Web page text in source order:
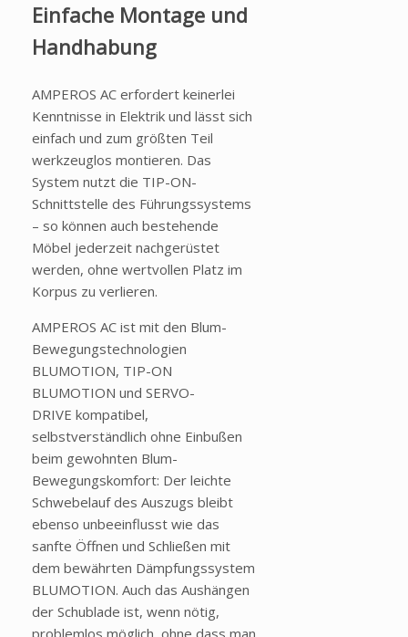
Einfache Montage und
Handhabung
AMPEROS AC erfordert keinerlei
Kenntnisse in Elektrik und lässt sich
einfach und zum größten Teil
werkzeuglos montieren. Das
System nutzt die TIP-ON-
Schnittstelle des Führungssystems
– so können auch bestehende
Möbel jederzeit nachgerüstet
werden, ohne wertvollen Platz im
Korpus zu verlieren.
AMPEROS AC ist mit den Blum-
Bewegungstechnologien
BLUMOTION, TIP-ON
BLUMOTION und SERVO-
DRIVE kompatibel,
selbstverständlich ohne Einbußen
beim gewohnten Blum-
Bewegungskomfort: Der leichte
Schwebelauf des Auszugs bleibt
ebenso unbeeinflusst wie das
sanfte Öffnen und Schließen mit
dem bewährten Dämpfungssystem
BLUMOTION. Auch das Aushängen
der Schublade ist, wenn nötig,